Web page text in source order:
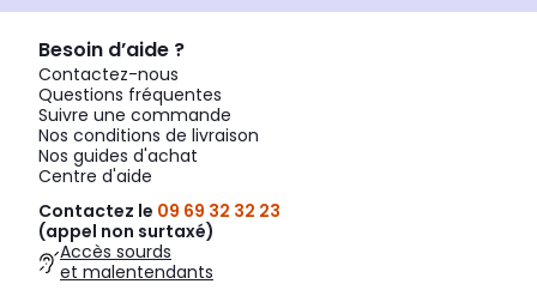
Besoin d’aide ?
Contactez-nous
Questions fréquentes
Suivre une commande
Nos conditions de livraison
Nos guides d'achat
Centre d'aide
Contactez le 09 69 32 32 23
(appel non surtaxé)
Accès sourds
et malentendants